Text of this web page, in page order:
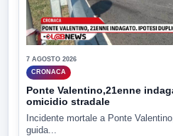
7 AGOSTO 2026
CRONACA
Ponte Valentino,21enne
omicidio stradale
Incidente mortale a Ponte
guida...